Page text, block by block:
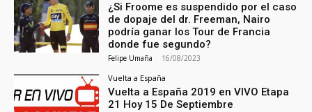
¿Si Froome es suspendido por el caso
de dopaje del dr. Freeman, Nairo
podría ganar los Tour de Francia
donde fue segundo?
Felipe Umaña - 16/08/2023
Vuelta a España
Vuelta a España 2019 en VIVO Etapa
21 Hoy 15 De Septiembre